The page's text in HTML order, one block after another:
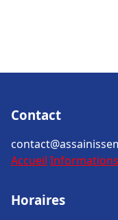
Contact
Accueil Informations
Horaires